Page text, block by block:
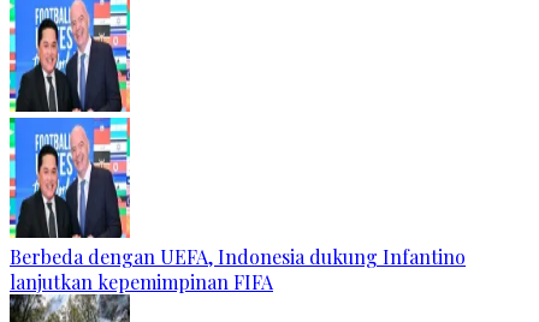
Berbeda dengan UEFA, Indonesia dukung Infantino
lanjutkan kepemimpinan FIFA